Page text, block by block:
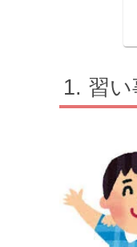
習